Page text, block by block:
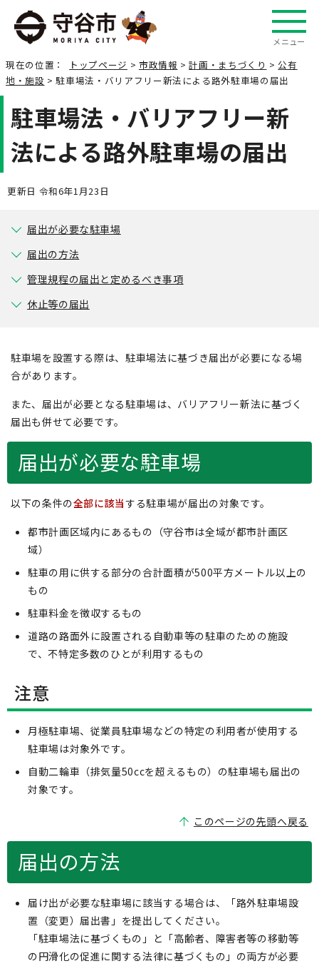
メニュー
現在の位置： トップページ > 市政情報 >計画・まちづくり >公有
地・施設 > 駐車場法・バリアフリー新法による路外駐車場の届出
駐車場法・バリアフリー新
法による路外駐車場の届出
更新日 令和6年1月23日
届出が必要な駐車場
届出の方法
管理規程の届出と定めるべき事項
休止等の届出
駐車場を設置する際は、駐車場法に基づき届出が必要になる場
合があります。
また、届出が必要となる駐車場は、バリアフリー新法に基づく
届出も併せて必要です。
届出が必要な駐車場
以下の条件の全部に該当する駐車場が届出の対象です。
都市計画区域内にあるもの（守谷市は全域が都市計画区
域）
駐車の用に供する部分の合計面積が500平方メートル以上の
もの
駐車料金を徴収するもの
道路の路面外に設置される自動車等の駐車のための施設
で、不特定多数のひとが利用するもの
注意
月極駐車場、従業員駐車場などの特定の利用者が使用する
駐車場は対象外です。
自動二輪車（排気量50ccを超えるもの）の駐車場も届出の
対象です。
このページの先頭へ戻る
届出の方法
届け出が必要な駐車場に該当する場合は、「路外駐車場設
置（変更）届出書」を提出してください。
「駐車場法に基づくもの」と「高齢者、障害者等の移動等
の円滑化の促進に関する法律に基づくもの」の両方が必要